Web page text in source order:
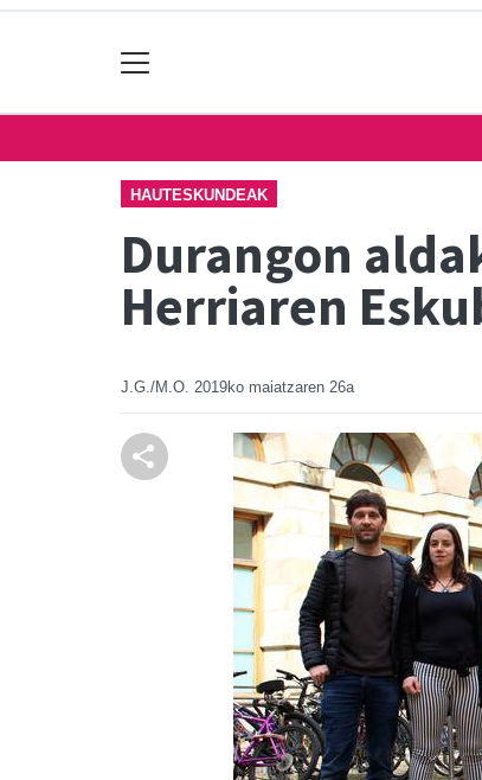
HAUTESKUNDEAK
Durangon
Herriaren
J.G./M.O. 2019ko maiatzaren 26a